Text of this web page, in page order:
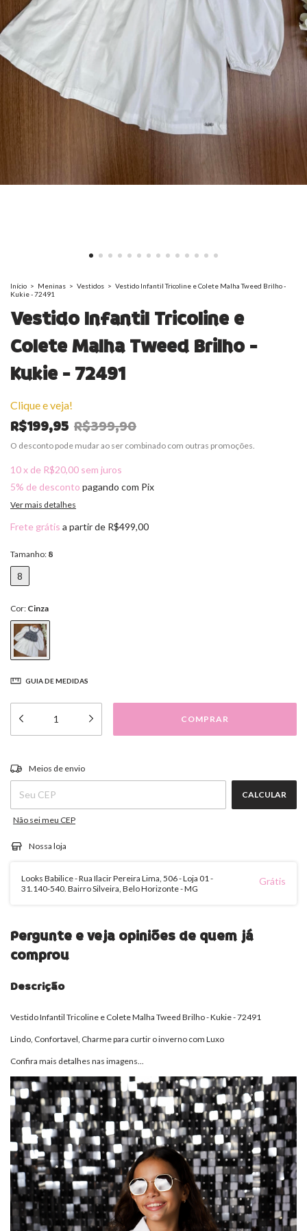
Início > Meninas > Vestidos > Vestido Infantil Tricoline e Colete Malha Tweed Brilho -
Kukie - 72491
Vestido Infantil Tricoline e
Colete Malha Tweed Brilho -
Kukie - 72491
Clique e veja!
R$199,95 R$399,90
O desconto pode mudar ao ser combinado com outras promoções.
10x de R$20,00 sem juros
5% de desconto pagando com Pix
Ver mais detalhes
Frete grátis a partir de R$499,00
Tamanho: 8
8
Cor: Cinza
GUIA DE MEDIDAS
Entregas para o CEP:
Meios de envio
CALCULAR
Não sei meu CEP
Nossa loja
Looks Babilice - Rua Ilacir Pereira Lima, 506 - Loja 01 -
31.140-540. Bairro Silveira, Belo Horizonte - MG
Grátis
Pergunte e veja opiniões de quem já
comprou
Descrição
Vestido Infantil Tricoline e Colete Malha Tweed Brilho - Kukie - 72491
Lindo, Confortavel, Charme para curtir o inverno com Luxo
Confira mais detalhes nas imagens...